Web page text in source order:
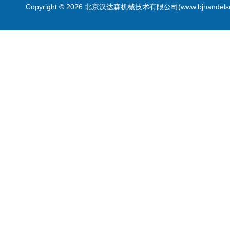
Copyright © 2026 北京汉达森机械技术有限公司